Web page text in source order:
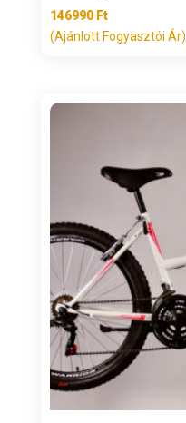
146990 Ft
(Ajánlott Fogyasztói Ár)